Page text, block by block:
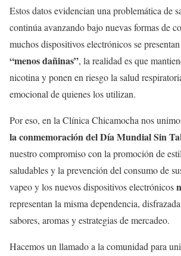
Estos datos evidencian una problemática de
continúa avanzando bajo nuevas formas de
muchos dispositivos electrónicos se
“menos dañinas”, la realidad es que
nicotina y ponen en riesgo la salud
emocional de quienes los utilizan.
Por eso, en la Clínica Chicamocha nos
la conmemoración del Día Mundial Sin
nuestro compromiso con la promoción de
saludables y la prevención del consumo de
vapeo y los nuevos dispositivos electrónicos
representan la misma dependencia,
sabores, aromas y estrategias de mercadeo.
Hacemos un llamado a la comunidad para